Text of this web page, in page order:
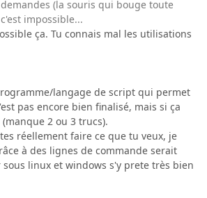
(la souris qui bouge toute
impossible...
ça. Tu connais mal les utilisations
langage de script qui permet
pas encore bien finalisé, mais si ça
2 ou 3 trucs).
réellement faire ce que tu veux, je
à des lignes de commande serait
linux et windows s'y prete très bien